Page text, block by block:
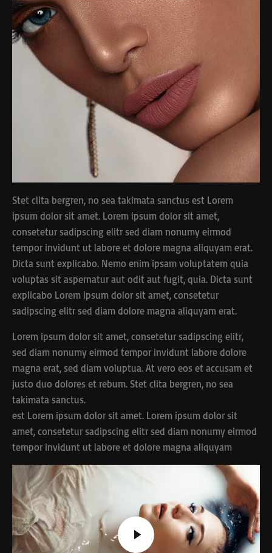
Stet clita bergren, no sea takimata sanctus est Lorem
ipsum dolor sit amet. Lorem ipsum dolor sit amet,
consetetur sadipscing elitr sed diam nonumy eirmod
tempor invidunt ut labore et dolore magna aliquyam erat.
Dicta sunt explicabo. Nemo enim ipsam voluptatem quia
voluptas sit aspernatur aut odit aut fugit, quia. Dicta sunt
explicabo Lorem ipsum dolor sit amet, consetetur
sadipscing elitr sed diam dolore magna aliquyam erat.
Lorem ipsum dolor sit amet, consetetur sadipscing elitr,
sed diam nonumy eirmod tempor invidunt labore dolore
magna erat, sed diam voluptua. At vero eos et accusam et
justo duo dolores et rebum. Stet clita bergren, no sea
takimata sanctus.
est Lorem ipsum dolor sit amet. Lorem ipsum dolor sit
amet, consetetur sadipscing elitr sed diam nonumy eirmod
tempor invidunt ut labore et dolore magna aliquyam